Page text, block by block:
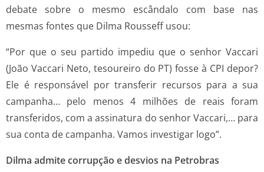
debate sobre o mesmo escândalo com base nas
mesmas fontes que Dilma Rousseff usou:
“Por que o seu partido impediu que o senhor Vaccari
(João Vaccari Neto, tesoureiro do PT) fosse à CPI depor?
Ele é responsável por transferir recursos para a sua
campanha… pelo menos 4 milhões de reais foram
transferidos, com a assinatura do senhor Vaccari,… para
sua conta de campanha. Vamos investigar logo”.
Dilma admite corrupção e desvios na Petrobras